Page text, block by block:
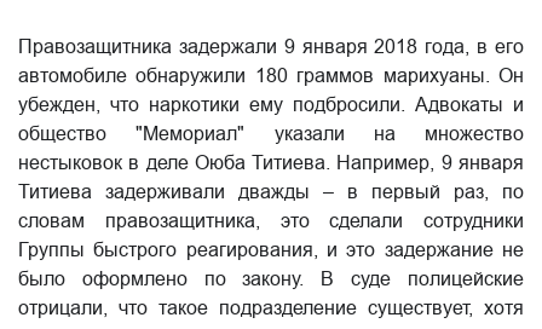
Правозащитника задержали 9 января 2018 года, в его
автомобиле обнаружили 180 граммов марихуаны. Он
убежден, что наркотики ему подбросили. Адвокаты и
общество "Мемориал" указали на множество
нестыковок в деле Оюба Титиева. Например, 9 января
Титиева задерживали дважды – в первый раз, по
словам правозащитника, это сделали сотрудники
Группы быстрого реагирования, и это задержание не
было оформлено по закону. В суде полицейские
отрицали, что такое подразделение существует, хотя